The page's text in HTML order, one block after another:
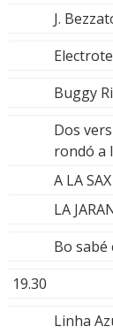
J.
Buggy
Dos
rondó a
A LA
LA
Bo sabé
19.30
Linha